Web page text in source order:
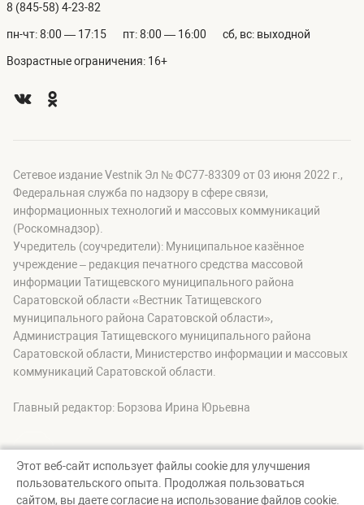
8 (845-58) 4-23-82
пн-чт: 8:00 — 17:15 пт: 8:00 — 16:00 сб, вс: выходной
Возрастные ограничения: 16+
Сетевое издание Vestnik Эл № ФС77-83309 от 03 июня 2022 г.,
Федеральная служба по надзору в сфере связи,
информационных технологий и массовых коммуникаций
(Роскомнадзор).
Учредитель (соучредители): Муниципальное казённое
учреждение – редакция печатного средства массовой
информации Татищевского муниципального района
Саратовской области «Вестник Татищевского
муниципального района Саратовской области»,
Администрация Татищевского муниципального района
Саратовской области, Министерство информации и массовых
коммуникаций Саратовской области.
Главный редактор: Борзова Ирина Юрьевна
© Вестник Татищевского муниципального района, 2026
Этот веб-сайт использует файлы cookie для улучшения
пользовательского опыта. Продолжая пользоваться
сайтом, вы даете согласие на использование файлов cookie.